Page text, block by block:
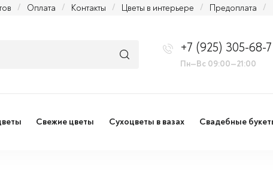
/ Оплата / Контакты / Цветы в интерьере / Предоплата /
+7 (925) 305-68-
Пн—Вс 09:00—21:00
Свежие цветы Сухоцветы в вазах Свадебные